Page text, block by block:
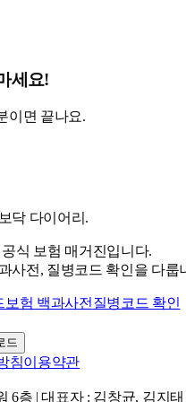
세요!
이면 끝나요.
닥 다이어리.
식 보험 매거진입니다.
사전, 질병코드 확인을 다룹
보험 백과사전 질병코드 확인
드
침이용약관
6층 | 대표자 : 김창균, 김지태